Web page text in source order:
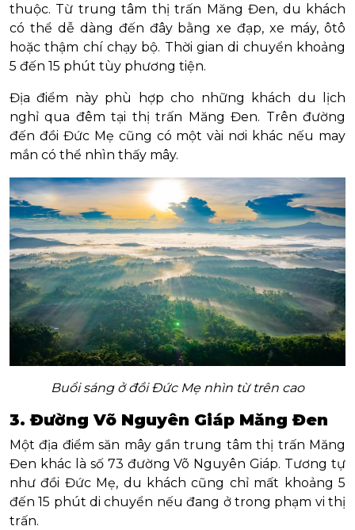
thuộc. Từ trung tâm thị trấn Măng Đen, du khách
có thể dễ dàng đến đây bằng xe đạp, xe máy, ôtô
hoặc thậm chí chạy bộ. Thời gian di chuyển khoảng
5 đến 15 phút tùy phương tiện.
Địa điểm này phù hợp cho những khách du lịch
nghỉ qua đêm tại thị trấn Măng Đen. Trên đường
đến đồi Đức Mẹ cũng có một vài nơi khác nếu may
mắn có thể nhìn thấy mây.
Buổi sáng ở đồi Đức Mẹ nhìn từ trên cao
3. Đường Võ Nguyên Giáp Măng Đen
Một địa điểm săn mây gần trung tâm thị trấn Măng
Đen khác là số 73 đường Võ Nguyên Giáp. Tương tự
như đồi Đức Mẹ, du khách cũng chỉ mất khoảng 5
đến 15 phút di chuyển nếu đang ở trong phạm vi thị
trấn.